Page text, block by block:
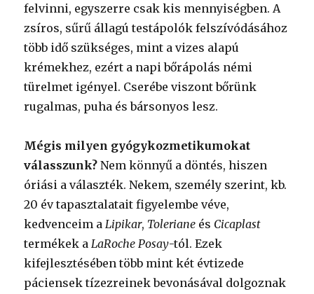
felvinni, egyszerre csak kis mennyiségben. A
zsíros, sűrű állagú testápolók felszívódásához
több idő szükséges, mint a vizes alapú
krémekhez, ezért a napi bőrápolás némi
türelmet igényel. Cserébe viszont bőrünk
rugalmas, puha és bársonyos lesz.
Mégis milyen gyógykozmetikumokat
válasszunk? Nem könnyű a döntés, hiszen
óriási a választék. Nekem, személy szerint, kb.
20 év tapasztalatait figyelembe véve,
kedvenceim a Lipikar, Toleriane és Cicaplast
termékek a LaRoche Posay-tól. Ezek
kifejlesztésében több mint két évtizede
páciensek tízezreinek bevonásával dolgoznak